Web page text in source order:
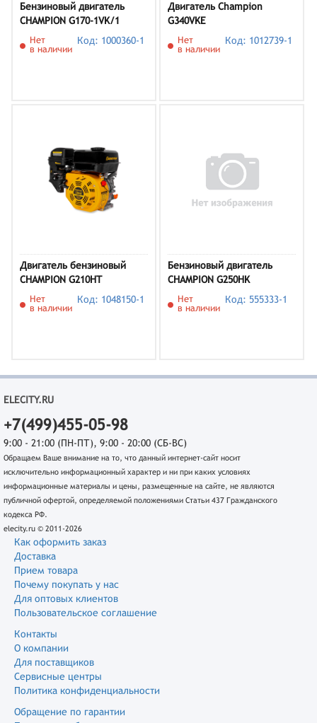
Бензиновый двигатель
CHAMPION G170-1VK/1
Нет
в наличии
Код: 1000360-1
Двигатель Champion
G340VKE
Нет
в наличии
Код: 1012739-1
Двигатель бензиновый
CHAMPION G210HT
Нет
в наличии
Код: 1048150-1
Бензиновый двигатель
CHAMPION G250HK
Нет
в наличии
Код: 555333-1
ELECITY.RU
+7(499)455-05-98
9:00 - 21:00 (ПН-ПТ), 9:00 - 20:00 (СБ-ВС)
Обращаем Ваше внимание на то, что данный интернет-сайт носит
исключительно информационный характер и ни при каких условиях
информационные материалы и цены, размещенные на сайте, не являются
публичной офертой, определяемой положениями Статьи 437 Гражданского
кодекса РФ.
elecity.ru © 2011-2026
Как оформить заказ
Доставка
Прием товара
Почему покупать у нас
Для оптовых клиентов
Пользовательское соглашение
Контакты
О компании
Для поставщиков
Сервисные центры
Политика конфиденциальности
Обращение по гарантии